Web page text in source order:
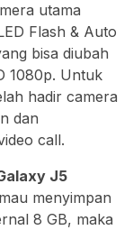
utama
Flash & Auto
bisa diubah
1080p. Untuk
hadir camera
dan
call.
J5
menyimpan
8 GB, maka